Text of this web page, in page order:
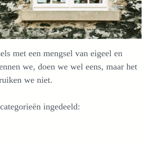
met een mengsel van eigeel en
we, doen we wel eens, maar het
we niet.
ingedeeld: